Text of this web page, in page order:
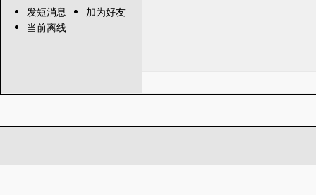
发短消息
加为好友
当前离线